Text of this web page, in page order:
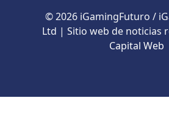
© 2026 iGamingFuturo /
Ltd | Sitio web de noticias
Capital Web